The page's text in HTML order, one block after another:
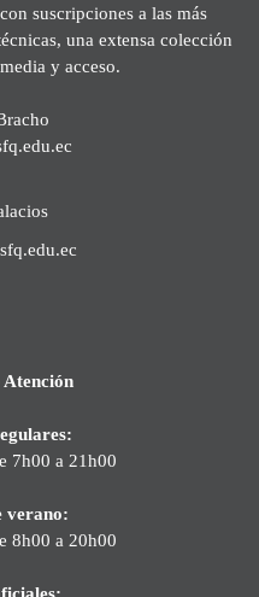
suscripciones a las más
una extensa colección
y acceso.
7h00 a 21h00
verano:
8h00 a 20h00